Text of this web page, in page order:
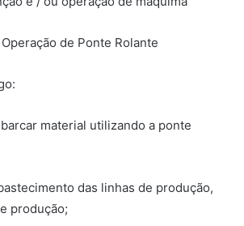
de Ponte Rolante
material utilizando a ponte
das linhas de produção,
produção;